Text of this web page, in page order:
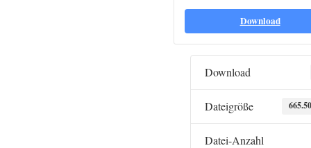
Download
Download
Dateigröße
Datei-Anzahl